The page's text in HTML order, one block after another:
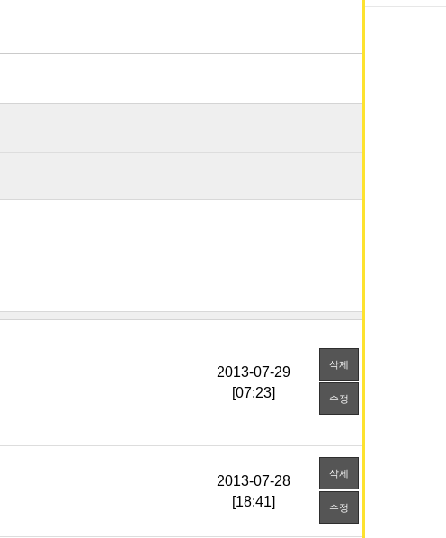
[07:23]
삭제
수정
[18:41]
삭제
수정